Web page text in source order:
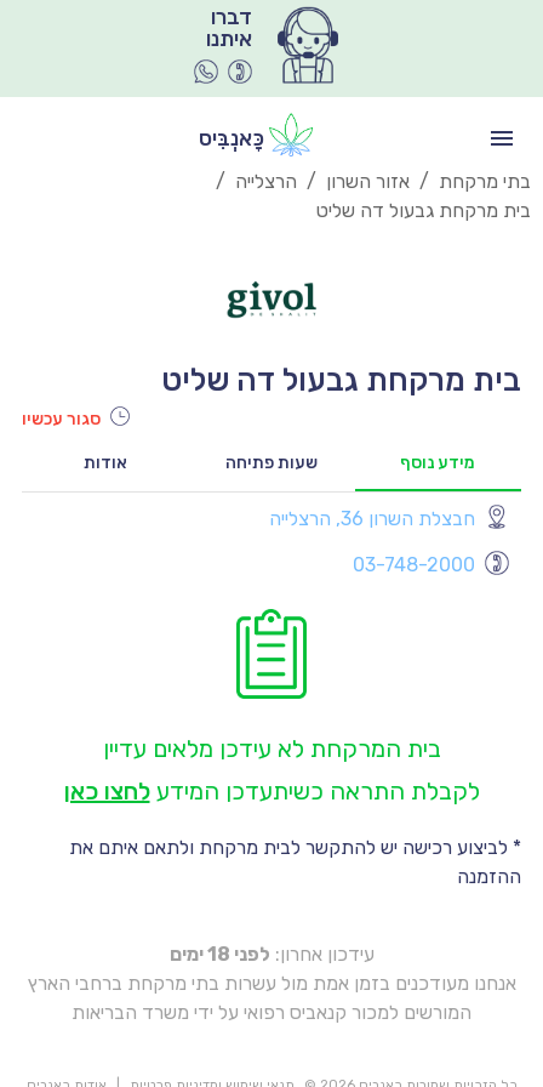
איתנו
כָּאנְבִּיס
בתי מרקחת / אזור השרון / הרצלייה /
בית מרקחת גבעול דה שליט
בית מרקחת גבעול דה שליט
סגור עכשיו
מידע נוסף שעות פתיחה אודות
חבצלת השרון 36, הרצלייה
03-748-2000
בית המרקחת לא עידכן מלאים עדיין
לקבלת התראה כשיתעדכן המידע לחצו כאן
* לביצוע רכישה יש להתקשר לבית מרקחת ולתאם איתם את
ההזמנה
עידכון אחרון: לפני 18 ימים
אנחנו מעודכנים בזמן אמת מול עשרות בתי מרקחת ברחבי הארץ
המורשים למכור קנאביס רפואי על ידי משרד הבריאות